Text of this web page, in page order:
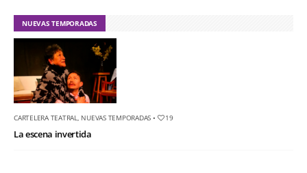
NUEVAS TEMPORADAS
CARTELERA TEATRAL NUEVAS TEMPORADAS • 19
La escena invertida